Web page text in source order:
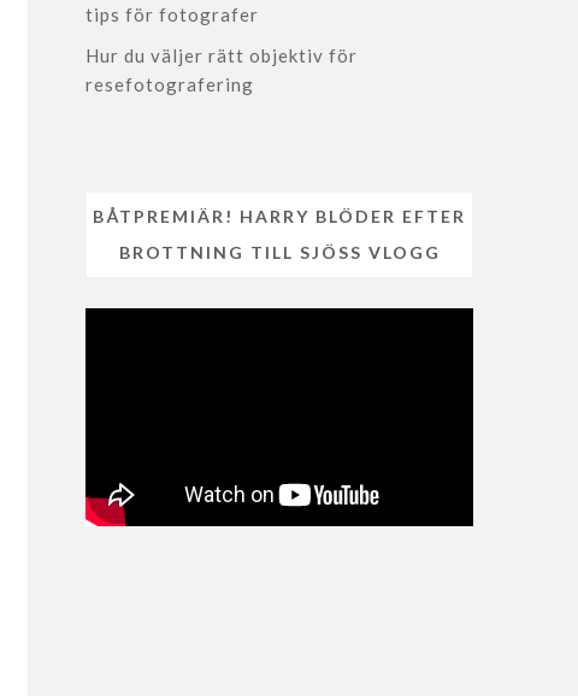
tips för fotografer
Hur du väljer rätt objektiv för
resefotografering
BÅTPREMIÄR! HARRY BLÖDER EFTER
BROTTNING TILL SJÖSS VLOGG